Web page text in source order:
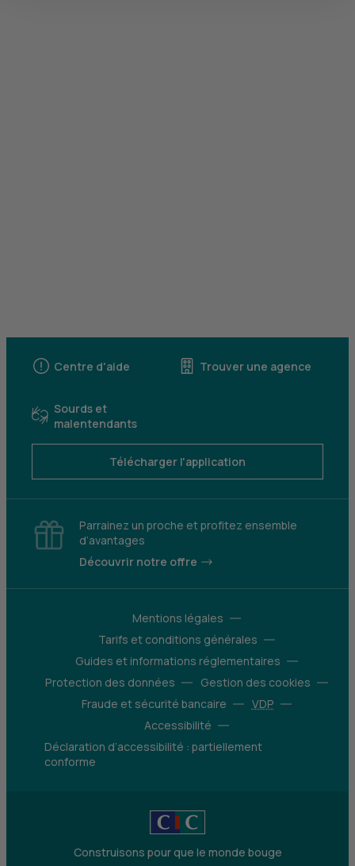
Centre d'aide Trouver une agence
Sourds et
malentendants
Télécharger l'application
Parrainez un proche et profitez ensemble
d’avantages
Découvrir notre offre
Mentions légales
Tarifs et conditions générales
Guides et informations réglementaires
Protection des données
Gestion des cookies
Fraude et sécurité bancaire
VDP
Accessibilité
Déclaration d’accessibilité : partiellement
conforme
Construisons pour que le monde bouge